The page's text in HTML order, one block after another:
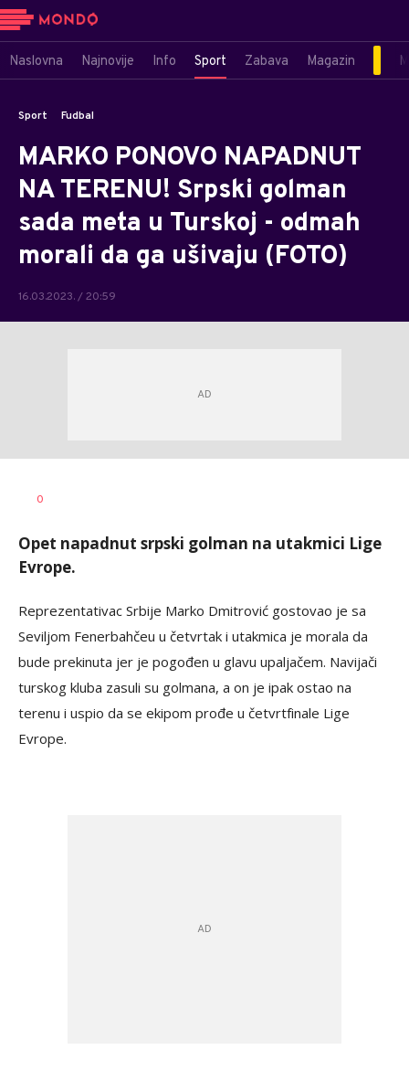
Naslovna Najnovije Info Sport Zabava Magazin
Sport Fudbal
MARKO PONOVO NAPADNUT
NA TERENU! Srpski golman
sada meta u Turskoj - odmah
morali da ga ušivaju (FOTO)
16.03.2023. / 20:59
AUTOR
0
Opet napadnut srpski golman na utakmici Lige
Evrope.
Reprezentativac Srbije Marko Dmitrović gostovao je sa
Seviljom Fenerbahčeu u četvrtak i utakmica je morala da
bude prekinuta jer je pogođen u glavu upaljačem. Navijači
turskog kluba zasuli su golmana, a on je ipak ostao na
terenu i uspio da se ekipom prođe u četvrtfinale Lige
Evrope.